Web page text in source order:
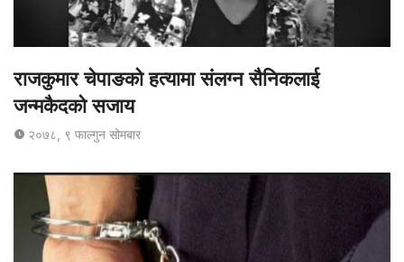
राजकुमार चेपाङको हत्यामा संलग्न सैनिकलाई
जन्मकैदको सजाय
२०७८, ९ फाल्गुन सोमबार